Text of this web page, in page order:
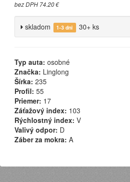
bez DPH 74.20 €
skladom 1-3 dni 30+ ks
Typ auta: osobné
Značka: Linglong
Šírka: 235
Profil: 55
Priemer: 17
Záťažový index: 103
Rýchlostný index: V
Valivý odpor: D
Záber za mokra: A